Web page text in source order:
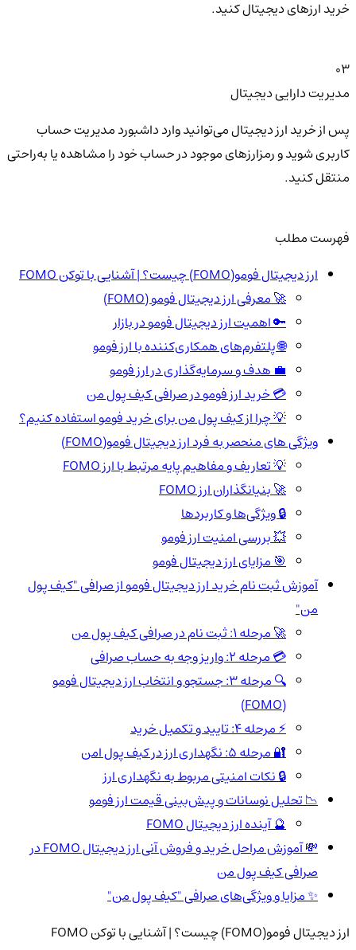
خرید ارزهای دیجیتال کنید.
03
مدیریت دارایی دیجیتال
پس از خرید ارز دیجیتال می‌توانید وارد داشبورد مدیریت حساب
کاربری شوید و رمزارزهای موجود در حساب خود را مشاهده یا به‌راحتی
منتقل کنید.
فهرست مطلب
ارز دیجیتال فومو(FOMO) چیست؟ | آشنایی با توکن FOMO
🚀 معرفی ارز دیجیتال فومو (FOMO)
🔑 اهمیت ارز دیجیتال فومو در بازار
🌐 پلتفرم‌های همکاری‌کننده با ارز فومو
💼 هدف و سرمایه‌گذاری در ارز فومو
💳 خرید ارز فومو در صرافی کیف پول من
💡 چرا از کیف پول من برای خرید فومو استفاده کنیم؟
ویژگی های منحصر به فرد ارز دیجیتال فومو(FOMO)
💡 تعاریف و مفاهیم پایه مرتبط با ارز FOMO
🚀 بنیانگذاران ارز FOMO
🔒 ویژگی‌ها و کاربردها
💥 بررسی امنیت ارز فومو
🎯 مزایای ارز دیجیتال فومو
آموزش ثبت نام خرید ارز دیجیتال فومو از صرافی "کیف پول
من"
🚀 مرحله 1: ثبت نام در صرافی کیف پول من
💳 مرحله 2: واریز وجه به حساب صرافی
🔍 مرحله 3: جستجو و انتخاب ارز دیجیتال فومو
⚡ مرحله 4: تایید و تکمیل خرید
🔐 مرحله 5: نگهداری ارز در کیف پول امن
🔒 نکات امنیتی مربوط به نگهداری ارز
📉 تحلیل نوسانات و پیش‌بینی قیمت ارز فومو
🔮 آینده ارز دیجیتال FOMO
💸 آموزش مراحل خرید و فروش آنی ارز دیجیتال FOMO در
صرافی کیف پول من
✨ مزایا و ویژگی‌های صرافی "کیف پول من"
ارز دیجیتال فومو(FOMO) چیست؟ | آشنایی با توکن FOMO